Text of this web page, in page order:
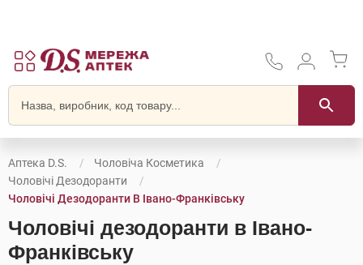
Аптека D.S.
Чоловіча Косметика
Чоловічі Дезодоранти
Чоловічі Дезодоранти В Івано-Франківську
Чоловічі дезодоранти в Івано-
Франківську